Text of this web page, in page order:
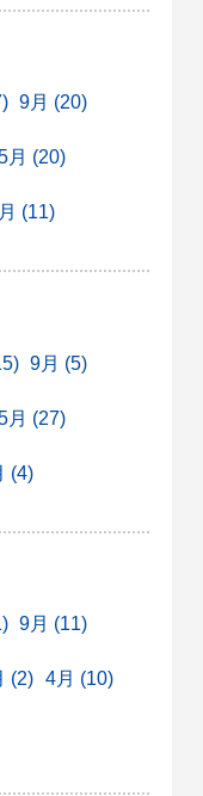
9月 (20)
月 (20)
(11)
9月 (5)
月 (27)
(4)
9月 (11)
(2) 4月 (10)